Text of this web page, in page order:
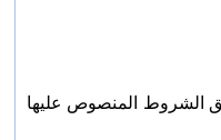
الشروط المنصوص عليها